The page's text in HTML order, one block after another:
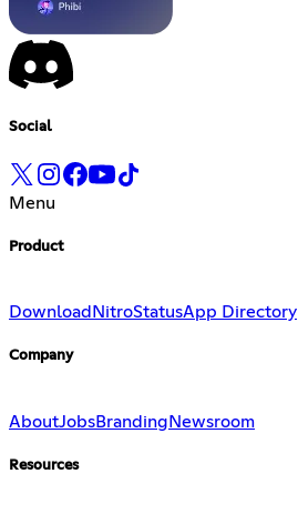
Social
Menu
Product
Download NitroStatusApp Directory
Company
AboutJobsBranding Newsroom
Resources